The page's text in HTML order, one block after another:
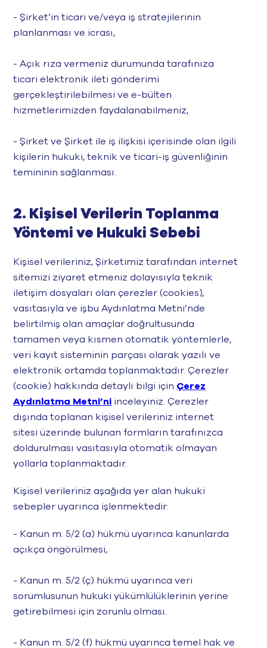
- Şirket’in ticari ve/veya iş stratejilerinin
planlanması ve icrası,
- Açık rıza vermeniz durumunda tarafınıza
ticari elektronik ileti gönderimi
gerçekleştirilebilmesi ve e-bülten
hizmetlerimizden faydalanabilmeniz,
- Şirket ve Şirket ile iş ilişkisi içerisinde olan ilgili
kişilerin hukuki, teknik ve ticari-iş güvenliğinin
temininin sağlanması.
2. Kişisel Verilerin Toplanma
Yöntemi ve Hukuki Sebebi
Kişisel verileriniz, Şirketimiz tarafından internet
sitemizi ziyaret etmeniz dolayısıyla teknik
iletişim dosyaları olan çerezler (cookies),
vasıtasıyla ve işbu Aydınlatma Metni’nde
belirtilmiş olan amaçlar doğrultusunda
tamamen veya kısmen otomatik yöntemlerle,
veri kayıt sisteminin parçası olarak yazılı ve
elektronik ortamda toplanmaktadır. Çerezler
(cookie) hakkında detaylı bilgi için Çerez
Aydınlatma Metni’ni inceleyiniz. Çerezler
dışında toplanan kişisel verileriniz internet
sitesi üzerinde bulunan formların tarafınızca
doldurulması vasıtasıyla otomatik olmayan
yollarla toplanmaktadır.
Kişisel verileriniz aşağıda yer alan hukuki
sebepler uyarınca işlenmektedir:
- Kanun m. 5/2 (a) hükmü uyarınca kanunlarda
açıkça öngörülmesi,
- Kanun m. 5/2 (ç) hükmü uyarınca veri
sorumlusunun hukuki yükümlülüklerinin yerine
getirebilmesi için zorunlu olması.
- Kanun m. 5/2 (f) hükmü uyarınca temel hak ve